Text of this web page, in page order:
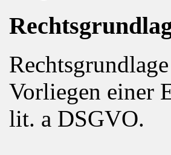
Vorliegen einer
lit. a DSGVO.